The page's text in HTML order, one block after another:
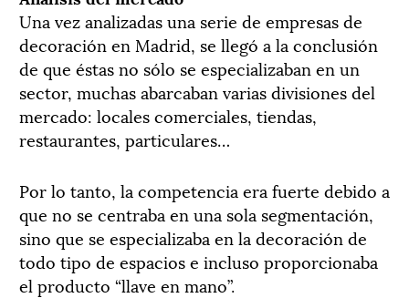
Una vez analizadas una serie de empresas de
decoración en Madrid, se llegó a la conclusión
de que éstas no sólo se especializaban en un
sector, muchas abarcaban varias divisiones del
mercado: locales comerciales, tiendas,
restaurantes, particulares…
Por lo tanto, la competencia era fuerte debido a
que no se centraba en una sola segmentación,
sino que se especializaba en la decoración de
todo tipo de espacios e incluso proporcionaba
el producto “llave en mano”.